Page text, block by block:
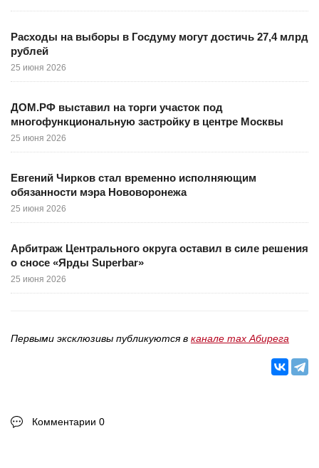
Расходы на выборы в Госдуму могут достичь 27,4 млрд
рублей
25 июня 2026
ДОМ.РФ выставил на торги участок под
многофункциональную застройку в центре Москвы
25 июня 2026
Евгений Чирков стал временно исполняющим
обязанности мэра Нововоронежа
25 июня 2026
Арбитраж Центрального округа оставил в силе решения
о сносе «Ярды Superbar»
25 июня 2026
Первыми эксклюзивы публикуются в канале max Абирега
Комментарии 0